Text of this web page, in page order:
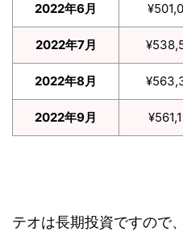
2022年6月
2022年7月
2022年8月
2022年9月
テオは長期投資ですので、